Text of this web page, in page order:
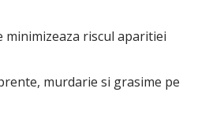
minimizeaza riscul aparitiei
murdarie si grasime pe